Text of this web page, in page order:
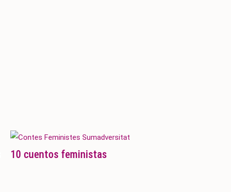
10 cuentos feministas